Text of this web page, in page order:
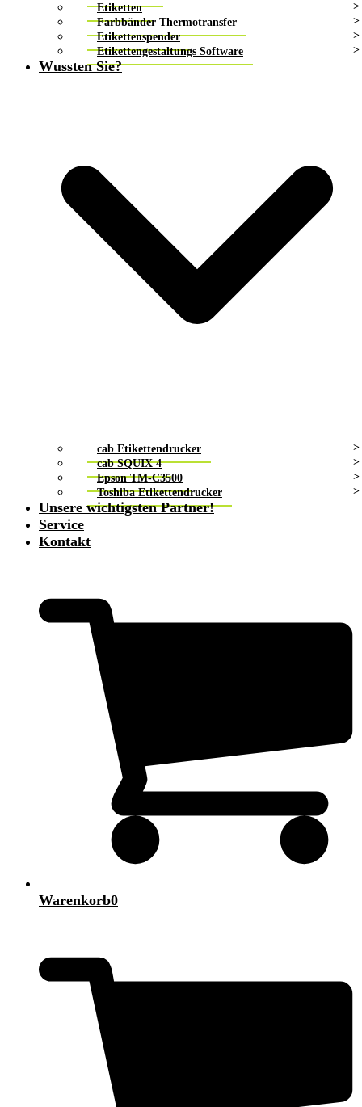
Etiketten
Farbbänder Thermotransfer
Etikettenspender
Etikettengestaltungs Software
Wussten Sie?
cab Etikettendrucker
cab SQUIX 4
Epson TM-C3500
Toshiba Etikettendrucker
Unsere wichtigsten Partner!
Service
Kontakt
Warenkorb0